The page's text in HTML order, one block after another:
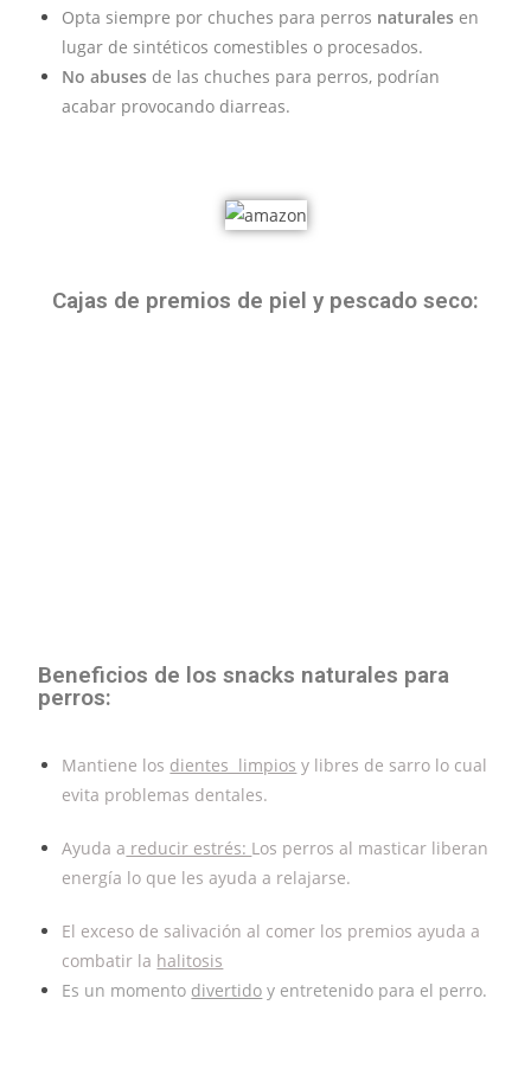
Opta siempre por chuches para perros naturales en
lugar de sintéticos comestibles o procesados.
No abuses de las chuches para perros, podrían
acabar provocando diarreas.
Cajas de premios de piel y pescado seco:
Beneficios de los snacks naturales para
perros:
Mantiene los dientes limpios y libres de sarro lo cual
evita problemas dentales.
Ayuda a reducir estrés: Los perros al masticar liberan
energía lo que les ayuda a relajarse.
El exceso de salivación al comer los premios ayuda a
combatir la halitosis
Es un momento divertido y entretenido para el perro.